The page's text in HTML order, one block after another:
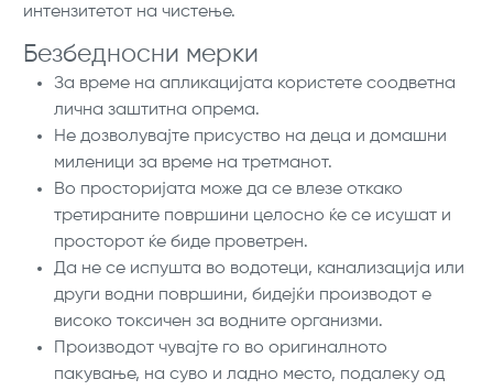
интензитетот на чистење.
Безбедносни мерки
За време на апликацијата користете соодветна
лична заштитна опрема.
Не дозволувајте присуство на деца и домашни
миленици за време на третманот.
Во просторијата може да се влезе откако
третираните површини целосно ќе се исушат и
просторот ќе биде проветрен.
Да не се испушта во водотеци, канализација или
други водни површини, бидејќи производот е
високо токсичен за водните организми.
Производот чувајте го во оригиналното
пакување, на суво и ладно место, подалеку од